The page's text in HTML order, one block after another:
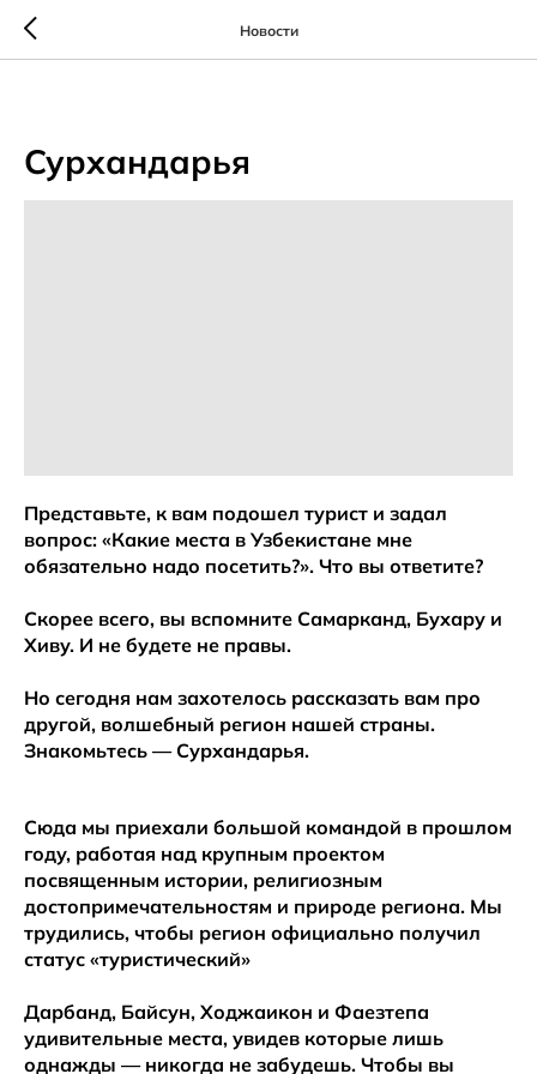
Новости
Сурхандарья
Представьте, к вам подошел турист и задал
вопрос: «Какие места в Узбекистане мне
обязательно надо посетить?». Что вы ответите?
Скорее всего, вы вспомните Самарканд, Бухару и
Хиву. И не будете не правы.
Но сегодня нам захотелось рассказать вам про
другой, волшебный регион нашей страны.
Знакомьтесь — Сурхандарья.
Сюда мы приехали большой командой в прошлом
году, работая над крупным проектом
посвященным истории, религиозным
достопримечательностям и природе региона. Мы
трудились, чтобы регион официально получил
статус «туристический»
Дарбанд, Байсун, Ходжаикон и Фаезтепа
удивительные места, увидев которые лишь
однажды — никогда не забудешь. Чтобы вы